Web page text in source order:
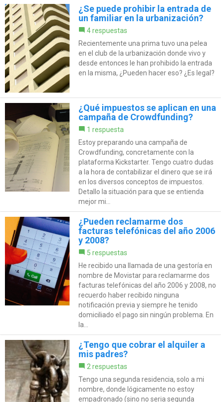
¿Se puede prohibir la entrada de
un familiar en la urbanización?
4 respuestas
Recientemente una prima tuvo una pelea
en el club de la urbanización donde vivo y
desde entonces le han prohibido la entrada
en la misma, ¿Pueden hacer eso? ¿Es legal?
¿Qué impuestos se aplican en una
campaña de Crowdfunding?
1 respuesta
Estoy preparando una campaña de
Crowdfunding, concretamente con la
plataforma Kickstarter. Tengo cuatro dudas
a la hora de contabilizar el dinero que se irá
en los diversos conceptos de impuestos.
Detallo la situación para que se entienda
mejor mi...
¿Pueden reclamarme dos
facturas telefónicas del año 2006
y 2008?
5 respuestas
He recibido una llamada de una gestoría en
nombre de Movistar para reclamarme dos
facturas telefónicas del año 2006 y 2008, no
recuerdo haber recibido ninguna
notificación previa y siempre he tenido
domiciliado el pago sin ningún problema. En
la...
¿Tengo que cobrar el alquiler a
mis padres?
2 respuestas
Tengo una segunda residencia, solo a mi
nombre, donde lógicamente no estoy
empadronado (sino no seria segunda